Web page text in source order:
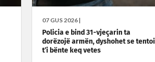
07 GUS 2026 |
Policia e bind 31-vjeçarin ta
dorëzojë armën, dyshohet se tentoi
t’i bënte keq vetes